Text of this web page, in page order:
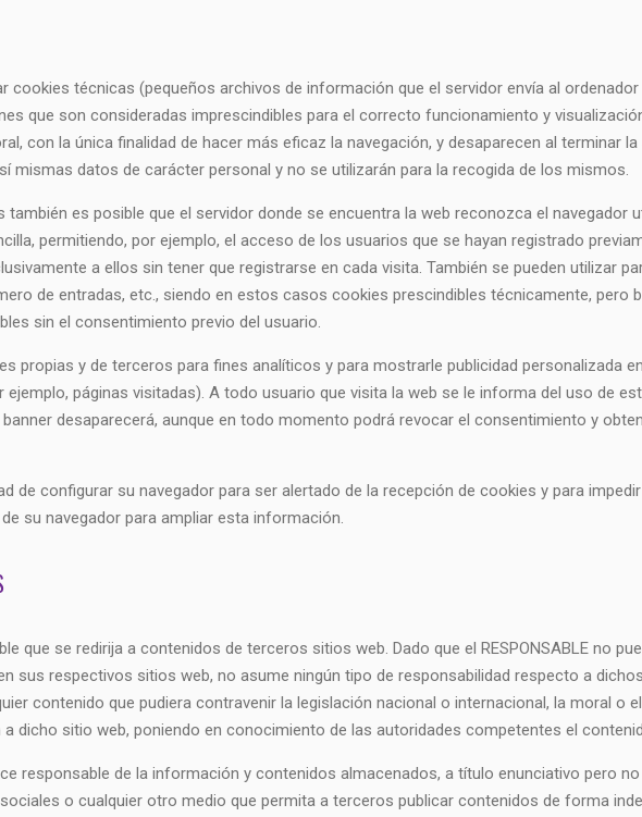
cookies técnicas (pequeños archivos de información que el servidor envía al
que son consideradas imprescindibles para el correcto funcionamiento y
con la única finalidad de hacer más eficaz la navegación, y desaparecen al terminar
mismas datos de carácter personal y no se utilizarán para la recogida de los mismos.
también es posible que el servidor donde se encuentra la web reconozca el navegador
permitiendo, por ejemplo, el acceso de los usuarios que se hayan registrado
a ellos sin tener que registrarse en cada visita. También se pueden utilizar
de entradas, etc., siendo en estos casos cookies prescindibles técnicamente, pero
sin el consentimiento previo del usuario.
propias y de terceros para fines analíticos y para mostrarle publicidad personalizada
ejemplo, páginas visitadas). A todo usuario que visita la web se le informa del uso de
desaparecerá, aunque en todo momento podrá revocar el consentimiento y
de configurar su navegador para ser alertado de la recepción de cookies y para
su navegador para ampliar esta información.
que se redirija a contenidos de terceros sitios web. Dado que el RESPONSABLE no
sus respectivos sitios web, no asume ningún tipo de responsabilidad respecto a
contenido que pudiera contravenir la legislación nacional o internacional, la moral o
a dicho sitio web, poniendo en conocimiento de las autoridades competentes el
responsable de la información y contenidos almacenados, a título enunciativo pero
o cualquier otro medio que permita a terceros publicar contenidos de forma